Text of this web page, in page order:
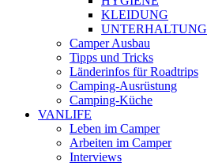
KLEIDUNG
UNTERHALTUNG
Camper Ausbau
Tipps und Tricks
Länderinfos für Roadtrips
Camping-Ausrüstung
Camping-Küche
VANLIFE
Leben im Camper
Arbeiten im Camper
Interviews